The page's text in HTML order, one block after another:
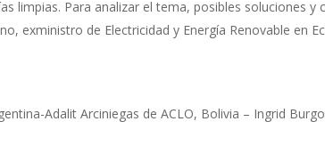
limpias. Para analizar el tema, posibles soluciones
exministro de Electricidad y Energía Renovable en
Adalit Arciniegas de ACLO, Bolivia – Ingrid